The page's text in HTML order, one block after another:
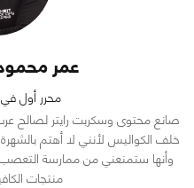
عمر محمود
محرر أول في
صانع محتوى وسكربت رايتر لصالح
خلف الكواليس لأنني لا أهتم
وأنها ستمنعني من ممارسة التعصب
منتجات